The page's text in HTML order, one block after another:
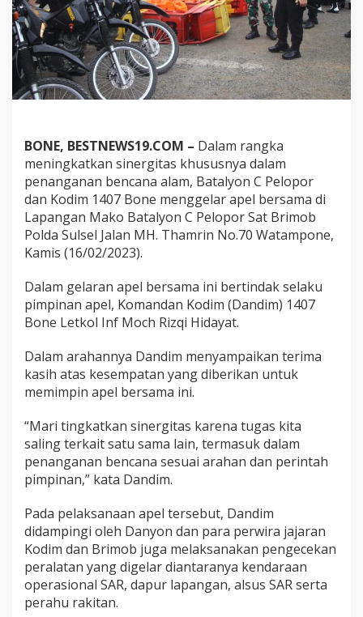
s
,
B
r
i
m
o
a
n
K
o
d
i
m
1
4
7
B
o
n
G
e
l
a
A
p
e
B
r
a
m
a
BONE, BESTNEWS19.COM – Dalam rangka
meningkatkan sinergitas khususnya dalam
penanganan bencana alam, Batalyon C Pelopor
dan Kodim 1407 Bone menggelar apel bersama di
Lapangan Mako Batalyon C Pelopor Sat Brimob
Polda Sulsel Jalan MH. Thamrin No.70 Watampone,
Kamis (16/02/2023).
Dalam gelaran apel bersama ini bertindak selaku
pimpinan apel, Komandan Kodim (Dandim) 1407
Bone Letkol Inf Moch Rizqi Hidayat.
Dalam arahannya Dandim menyampaikan terima
kasih atas kesempatan yang diberikan untuk
memimpin apel bersama ini.
“Mari tingkatkan sinergitas karena tugas kita
saling terkait satu sama lain, termasuk dalam
penanganan bencana sesuai arahan dan perintah
pimpinan,” kata Dandim.
Pada pelaksanaan apel tersebut, Dandim
didampingi oleh Danyon dan para perwira jajaran
Kodim dan Brimob juga melaksanakan pengecekan
peralatan yang digelar diantaranya kendaraan
operasional SAR, dapur lapangan, alsus SAR serta
perahu rakitan.